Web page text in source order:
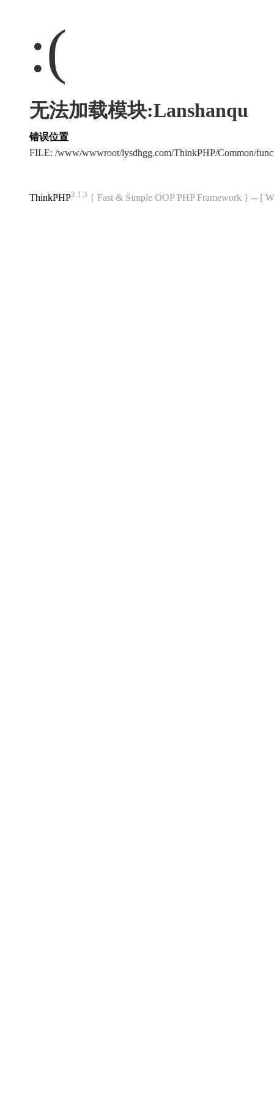
:(
无法加载模块:Lanshanqu
错误位置
FILE: /www/wwwroot/lysdhgg.com/ThinkPHP/Common/
ThinkPHP3.1.3 { Fast & Simple OOP PHP Framework } -- [